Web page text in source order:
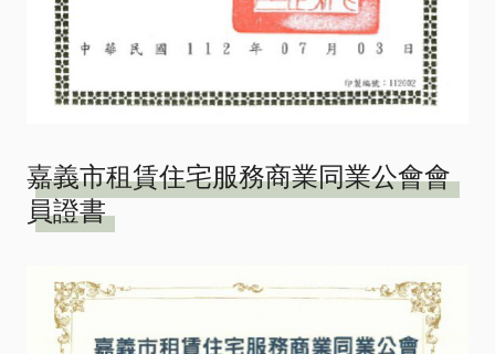
嘉義市租賃住宅服務商業同業公會會
員證書